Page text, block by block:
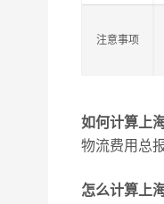
注意事项
如何计算上
物流费用总
怎么计算上